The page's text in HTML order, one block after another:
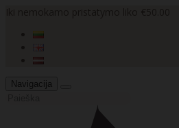
Navigacija